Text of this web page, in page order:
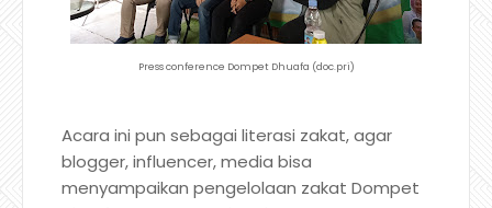
Press conference Dompet Dhuafa (doc.pri)
Acara ini pun sebagai literasi zakat, agar
blogger, influencer, media bisa
menyampaikan pengelolaan zakat Dompet